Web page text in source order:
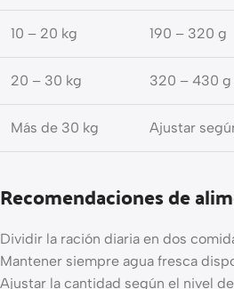
10 – 20 kg 190 – 320 g
20 – 30 kg 320 – 430 g
Más de 30 kg Ajustar
Recomendaciones de
Dividir la ración diaria en dos
Mantener siempre agua fresca
Ajustar la cantidad según el nivel